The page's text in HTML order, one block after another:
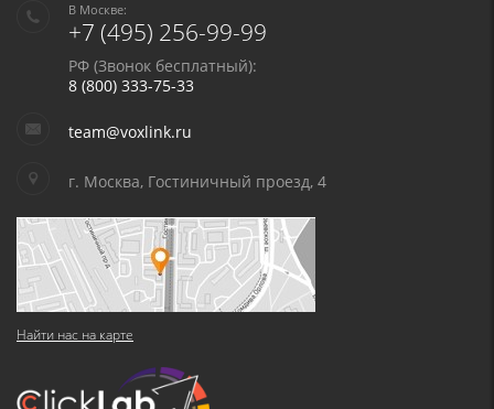
В Москве:
+7 (495) 256-99-99
РФ (Звонок бесплатный):
8 (800) 333-75-33
team@voxlink.ru
г. Москва, Гостиничный проезд, 4
Найти нас на карте